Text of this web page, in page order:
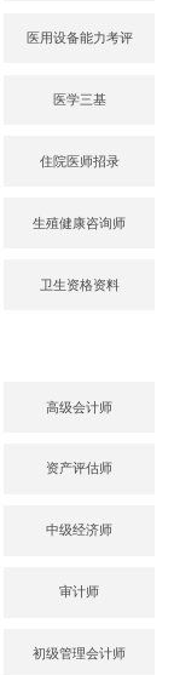
医用设备能力考评
医学三基
住院医师招录
生殖健康咨询师
卫生资格资料
高级会计师
资产评估师
中级经济师
审计师
初级管理会计师